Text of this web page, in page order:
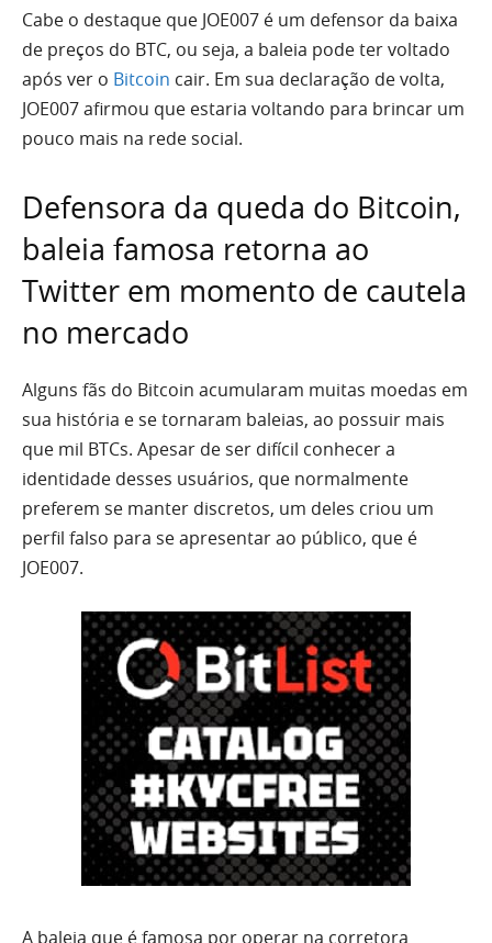
Cabe o destaque que JOE007 é um defensor da baixa
de preços do BTC, ou seja, a baleia pode ter voltado
após ver o Bitcoin cair. Em sua declaração de volta,
JOE007 afirmou que estaria voltando para brincar um
pouco mais na rede social.
Defensora da queda do Bitcoin,
baleia famosa retorna ao
Twitter em momento de cautela
no mercado
Alguns fãs do Bitcoin acumularam muitas moedas em
sua história e se tornaram baleias, ao possuir mais
que mil BTCs. Apesar de ser difícil conhecer a
identidade desses usuários, que normalmente
preferem se manter discretos, um deles criou um
perfil falso para se apresentar ao público, que é
JOE007.
A baleia que é famosa por operar na corretora